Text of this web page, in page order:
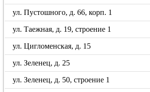
ул. Пустошного, д. 66, корп. 1
ул. Таежная, д. 19, строение 1
ул. Цигломенская, д. 15
ул. Зеленец, д. 25
ул. Зеленец, д. 50, строение 1